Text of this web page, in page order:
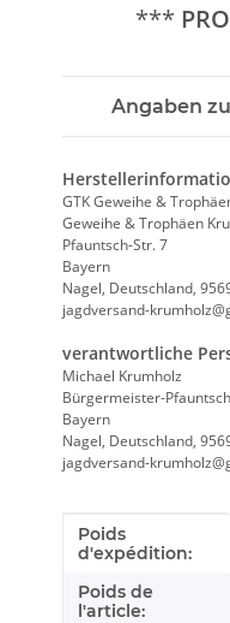
***
Angaben
GTK Geweihe &
Geweihe & Trophäen
Pfauntsch-Str. 7
Bayern
Nagel, Deutschland,
jagdversand-
verantwortliche
Michael Krumholz
Bürgermeister-
Bayern
Nagel, Deutschland,
jagdversand-
Caractéristique
Valeur
Poids
d'expédition:
Poids de
l'article: